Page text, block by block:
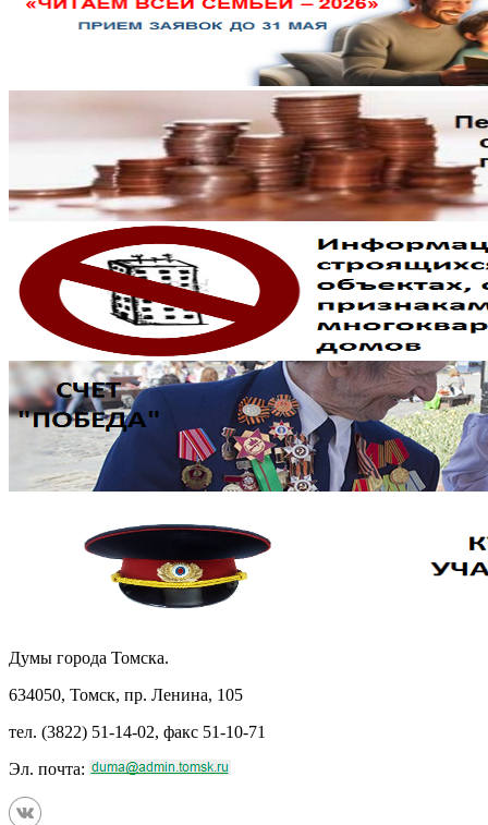
Думы города Томска.
634050, Томск, пр. Ленина, 105
тел. (3822) 51-14-02, факс 51-10-71
Эл. почта: